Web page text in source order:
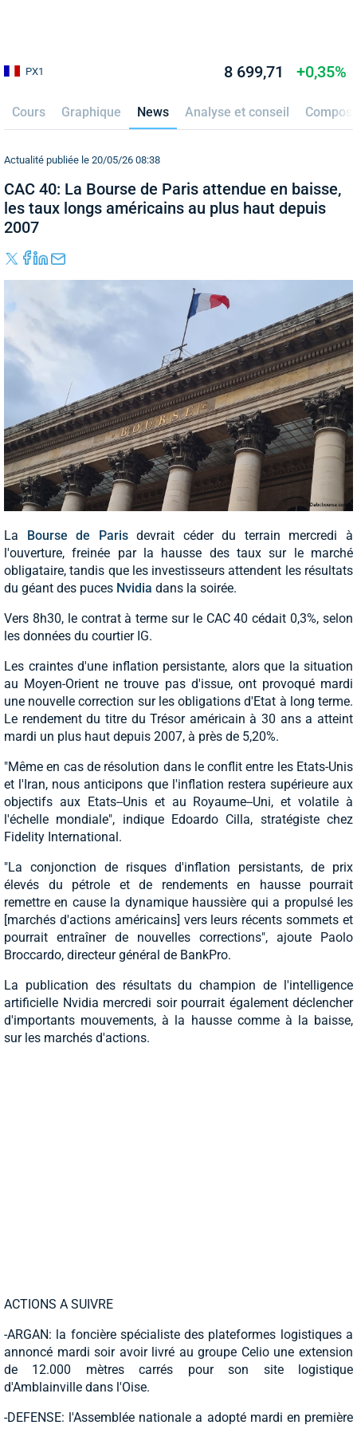
PX1 8 699,71 +0,35%
Cours Graphique News Analyse et conseil
Actualité publiée le 20/05/26 08:38
CAC 40: La Bourse de Paris attendue en baisse,
les taux longs américains au plus haut depuis
2007
La Bourse de Parisdevrait céder du terrain mercredi à
l'ouverture, freinée par la hausse des taux sur le marché
obligataire, tandis que les investisseurs attendent les résultats
du géant des puces Nvidia dans la soirée.
Vers 8h30, le contrat à terme sur le CAC 40 cédait 0,3%, selon
les données du courtier IG.
Les craintes d'une inflation persistante, alors que la situation
au Moyen-Orient ne trouve pas d'issue, ont provoqué mardi
une nouvelle correction sur les obligations d'Etat à long terme.
Le rendement du titre du Trésor américain à 30 ans a atteint
mardi un plus haut depuis 2007, à près de 5,20%.
"Même en cas de résolution dans le conflit entre les Etats-Unis
et l'Iran, nous anticipons que l'inflation restera supérieure aux
objectifs aux Etats--Unis et au Royaume--Uni, et volatile à
l'échelle mondiale", indique Edoardo Cilla, stratégiste chez
Fidelity International.
"La conjonction de risques d'inflation persistants, de prix
élevés du pétrole et de rendements en hausse pourrait
remettre en cause la dynamique haussière qui a propulsé les
[marchés d'actions américains] vers leurs récents sommets et
pourrait entraîner de nouvelles corrections", ajoute Paolo
Broccardo, directeur général de BankPro.
La publication des résultats du champion de l'intelligence
artificielle Nvidia mercredi soir pourrait également déclencher
d'importants mouvements, à la hausse comme à la baisse,
sur les marchés d'actions.
ACTIONS A SUIVRE
-ARGAN: la foncière spécialiste des plateformes logistiques a
annoncé mardi soir avoir livré au groupe Celio une extension
de 12.000 mètres carrés pour son site logistique
d'Amblainville dans l'Oise.
-DEFENSE: l'Assemblée nationale a adopté mardi en première